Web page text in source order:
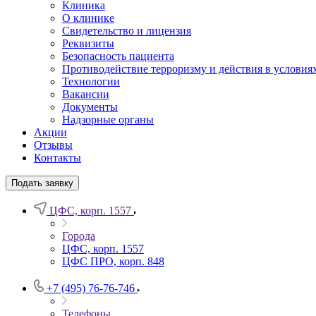
Клиника
О клинике
Свидетельство и лицензия
Реквизиты
Безопасность пациента
Противодействие терроризму и действия в
Технологии
Вакансии
Документы
Надзорные органы
Акции
Отзывы
Контакты
Подать заявку
ЦФС, корп. 1557
Города
ЦФС, корп. 1557
ЦФС ПРО, корп. 848
+7 (495) 76-76-746
Телефоны